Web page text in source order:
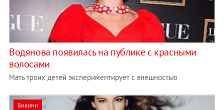
Водянова появилась на публике с красными
волосами
Мать троих детей экспериментирует с внешностью
Бикини